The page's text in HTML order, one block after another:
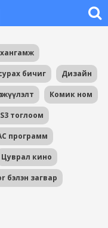
бичиг Дизайн
Комик ном
тоглоом
программ
Цуврал кино
бэлэн загвар